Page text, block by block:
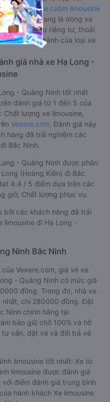
HD phục vụ hành khách
- Quảng Ninh đến Bắc
kế nhỏ hơn phù hợp với
Dòngxe cabin limousine
Ninh
chọn vì sự riêng tư, thoải
nhiên giá thành của loại xe
giá nhà xe Hạ Long -
- Quảng Ninh tốt nhất
đánh giá từ 1 đến 5 của
lượng xe limousine,
Vexere.com. Đánh giá này
hàng đã trải nghiệm các
Bắc Ninh.
- Quảng Ninh được phân
(Hoàng Kiên) đi Bắc
4.4 / 5 điểm dựa trên các
giờ, Chất lượng phục vụ.
các khách hàng đã trải
đi Hạ Long -
Ninh Bắc Ninh
Vexere.com, giá vé xe
- Quảng Ninh có mức giá
đồng. Trong đó, nhà xe
nhất, chỉ 280000 đồng. Đặt
Ninh chính hãng tại
bảo giữ chỗ 100% và hỗ
vấn, đặt vé và đổi trả vé
limousine tốt nhất: Xe từ